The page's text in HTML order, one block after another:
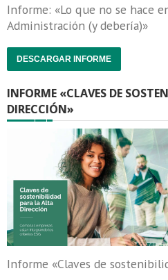
Informe: «Lo que no se hace
Administración (y debería)»
DESCARGAR INFORME
INFORME «CLAVES DE
DIRECCIÓN»
Informe «Claves de